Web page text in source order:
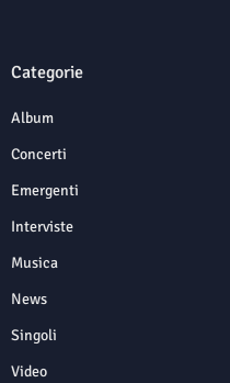
Categorie
Album
Concerti
Emergenti
Interviste
Musica
News
Singoli
Video